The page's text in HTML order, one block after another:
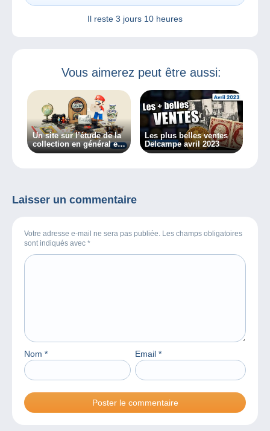
Il reste 3 jours 10 heures
Vous aimerez peut être aussi:
Un site sur l’étude de la
collection en général et
des collectionneurs en
Les plus belles ventes
Delcampe avril 2023
Laisser un commentaire
Votre adresse e-mail ne sera pas publiée. Les champs obligatoires
sont indiqués avec *
Nom * Email *